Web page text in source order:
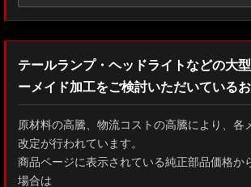
GXPA16 MXPA12 GRヤリス
MXPH10/MXPA10/MXBA10/KSP210 ヤリス
MXPJ10/15 MXPB10/15 ヤリスクロス
テールランプ・ヘッドライトなどの大
ーメイド加工をご検討いただいている
原材料の高騰、物流コストの高騰により、各
改定が行われています。
商品ページに表示されている純正部品価格か
場合は